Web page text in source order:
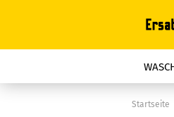
Startseite